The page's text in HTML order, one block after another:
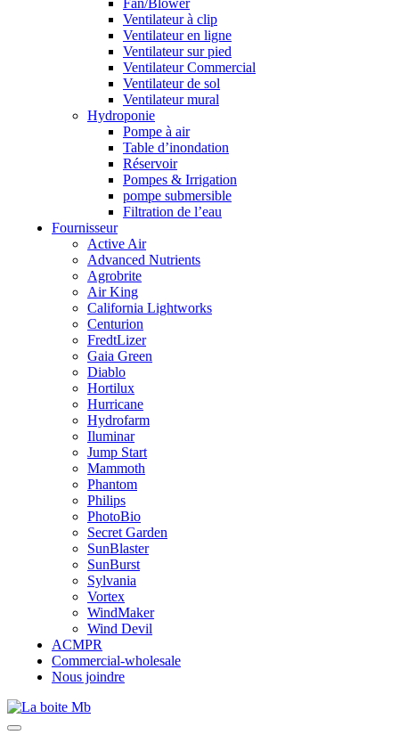
Ventilateur à clip
Ventilateur en ligne
Ventilateur sur pied
Ventilateur Commercial
Ventilateur de sol
Ventilateur mural
Hydroponie
Pompe à air
Table d’inondation
Réservoir
Pompes & Irrigation
pompe submersible
Filtration de l’eau
Fournisseur
Active Air
Advanced Nutrients
Agrobrite
Air King
California Lightworks
Centurion
FredtLizer
Gaia Green
Diablo
Hortilux
Hurricane
Hydrofarm
Iluminar
Jump Start
Mammoth
Phantom
Philips
PhotoBio
Secret Garden
SunBlaster
SunBurst
Sylvania
Vortex
WindMaker
Wind Devil
ACMPR
Commercial-wholesale
Nous joindre